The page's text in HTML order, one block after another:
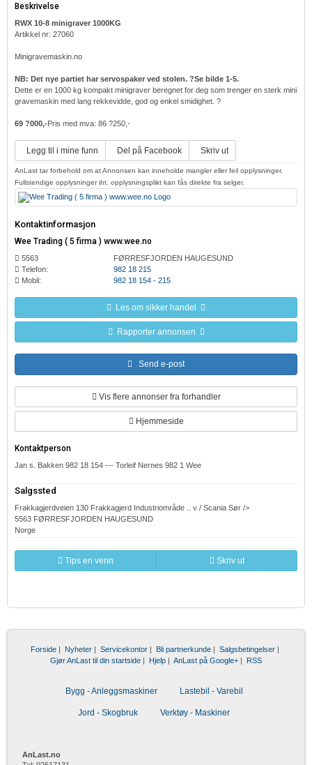
Beskrivelse
RWX 10-8 minigraver 1000KG
Artikkel nr: 27060
Minigravemaskin.no
NB: Det nye partiet har servospaker ved stolen. ?Se bilde 1-5.
Dette er en 1000 kg kompakt minigraver beregnet for deg som trenger en sterk mini
gravemaskin med lang rekkevidde, god og enkel smidighet. ?
69 ?000,-Pris med mva: 86 ?250,-
Legg til i mine funn Del på Facebook Skriv ut
AnLast tar forbehold om at Annonsen kan inneholde mangler eller feil opplysninger.
Fullstendige opplysninger iht. opplysningsplikt kan fås direkte fra selger.
Kontaktinformasjon
Wee Trading ( 5 firma ) www.wee.no
5563
FØRRESFJORDEN HAUGESUND
Telefon:
982 18 215
Mobil:
982 18 154 - 215
Les om sikker handel
Rapporter annonsen
Send e-post
Vis flere annonser fra forhandler
Hjemmeside
Kontaktperson
Jan s. Bakken 982 18 154 --- Torleif Nernes 982 1 Wee
Salgssted
Frakkagjerdveien 130 Frakkagjerd Industriområde .. v / Scania Sør />
5563 FØRRESFJORDEN HAUGESUND
Norge
Tips en venn Skriv ut
Forside | Nyheter | Servicekontor | Bli partnerkunde | Salgsbetingelser |
Gjør AnLast til din startside | Hjelp | AnLast på Google+ | RSS
Bygg - Anleggsmaskiner Lastebil - Varebil
Jord - Skogbruk Verktøy - Maskiner
AnLast.no